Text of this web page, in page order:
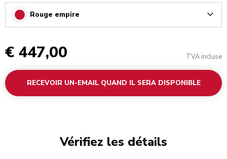
Rouge empire
€ 447,00 TVA incluse
RECEVOIR UN-EMAIL QUAND IL SERA DISPONIBLE
Vérifiez les détails